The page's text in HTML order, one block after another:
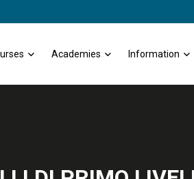
Academies Information